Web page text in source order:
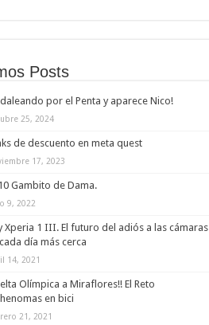
Posts
por el Penta y aparece Nico!
25, 2024
de descuento en meta quest
17, 2023
Gambito de Dama.
9, 2022
Xperia 1 III. El futuro del adiós a las cámaras
día más cerca
14, 2021
Olímpica a Miraflores!! El Reto
en bici
21, 2021